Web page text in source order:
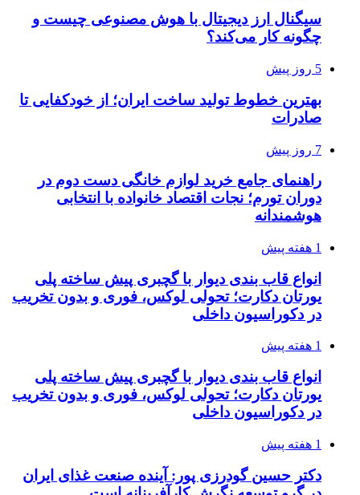
سیگنال ارز دیجیتال با هوش مصنوعی چیست و
چگونه کار می‌کند؟
5 روز پیش
بهترین خطوط تولید ساخت ایران؛ از خودکفایی تا
صادرات
7 روز پیش
راهنمای جامع خرید لوازم خانگی دست دوم در
دوران تورم؛ نجات اقتصاد خانواده با انتخابی
هوشمندانه
1 هفته پیش
انواع قاب بندی دیوار با گچبری پیش ساخته پلی
یورتان دکارت؛ تحولی لوکس، فوری و بدون تخریب
در دکوراسیون داخلی
1 هفته پیش
انواع قاب بندی دیوار با گچبری پیش ساخته پلی
یورتان دکارت؛ تحولی لوکس، فوری و بدون تخریب
در دکوراسیون داخلی
1 هفته پیش
دکتر حسین گودرزی پور: آینده صنعت غذای ایران